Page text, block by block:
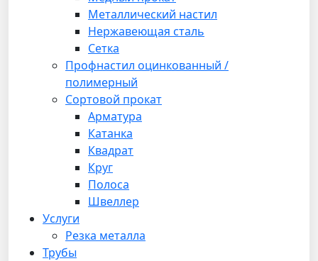
Металлический настил
Нержавеющая сталь
Сетка
Профнастил оцинкованный /
полимерный
Сортовой прокат
Арматура
Катанка
Квадрат
Круг
Полоса
Швеллер
Услуги
Резка металла
Трубы